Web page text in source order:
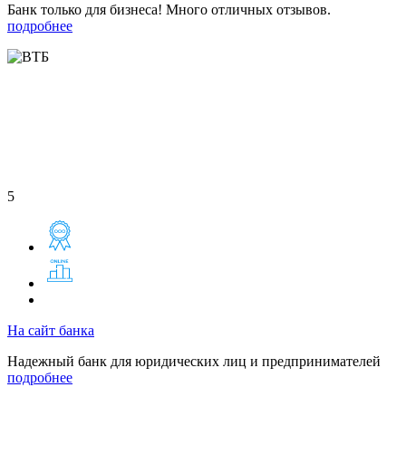
Банк только для бизнеса! Много отличных отзывов.
подробнее
5
На сайт банка
Надежный банк для юридических лиц и предпринимателей
подробнее